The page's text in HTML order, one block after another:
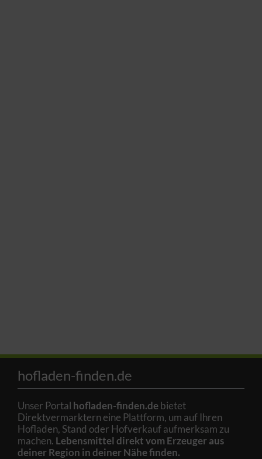
hofladen-finden.de
Unser Portal hofladen-finden.debietet
Direktvermarktern eine Plattform, um auf Ihren
Hofladen, Stand oder Hofverkauf aufmerksam zu
machen. Lebensmittel direkt vom Erzeuger aus
deiner Region in deiner Nähe finden.